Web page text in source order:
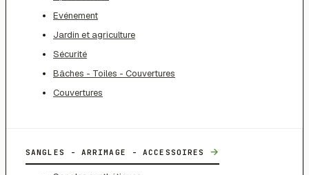
Evénement
Jardin et agriculture
Sécurité
Bâches - Toiles - Couvertures
Couvertures
SANGLES - ARRIMAGE - ACCESSOIRES →